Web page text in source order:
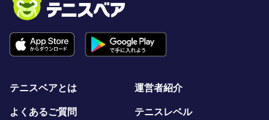
テニスベアとは 運営者紹介
よくあるご質問 テニスレベル